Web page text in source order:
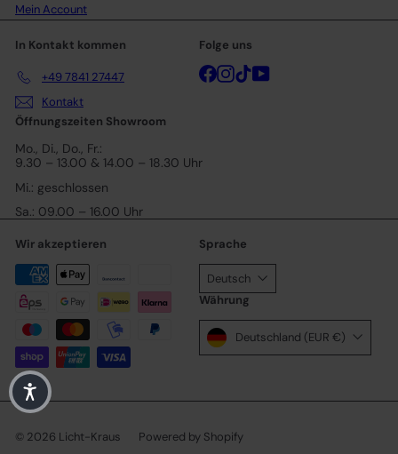
Mein Account
In Kontakt kommen
+49 7841 27447
Kontakt
Folge uns
Facebook
Instagram
TikTok
Öffnungszeiten Showroom
Mo., Di., Do., Fr.:
9.30 – 13.00 & 14.00 – 18.30 Uhr
Mi.: geschlossen
Sa.: 09.00 – 16.00 Uhr
Wir akzeptieren Sprache
Deutsch
Währung
Deutschland (EUR €)
© 2026 Licht-Kraus Powered by Shopify